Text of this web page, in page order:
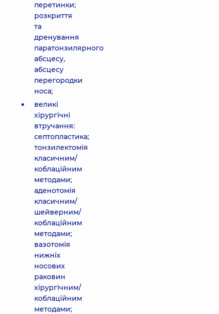
перетинки;
розкриття
та
дренування
паратонзилярного
абсцесу,
абсцесу
перегородки
носа;
великі
хірургічні
втручання:
септопластика;
тонзилектомія
класичним/
коблаційним
методами;
аденотомія
класичним/
шейверним/
коблаційним
методами;
вазотомія
нижніх
носових
раковин
хірургічним/
коблаційним
методами;